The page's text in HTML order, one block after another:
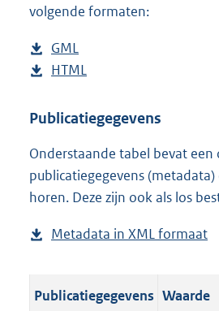
volgende formaten:
D
o
n
o
a
d
u
l
GML
e
t
n
d
s
r
o
D
w
l
o
a
p
b
HTML
s
a
n
d
g
o
Publicatiegegevens
Onderstaande tabel bevat een
publicatiegegevens
horen. Deze zijn ook als los
Metadata in XML formaat
t
Publicatiegegevens Waarde